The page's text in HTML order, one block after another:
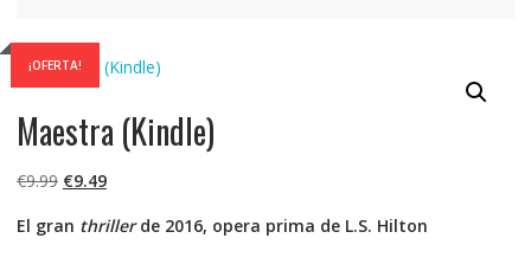
¡OFERTA!
Maestra (Kindle)
€9.99 El
original
€9.49El
actual
El gran thrillerde 2016, opera prima de L.S. Hilton